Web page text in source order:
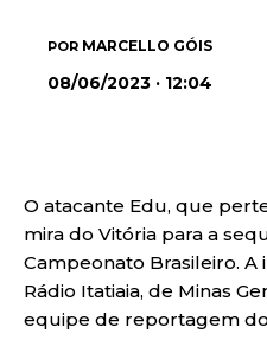
POR MARCELLO GÓIS
08/06/2023 · 12:04
O atacante Edu, que
mira do Vitória para a
Campeonato Brasileiro.
Rádio Itatiaia, de Minas
equipe de reportagem do